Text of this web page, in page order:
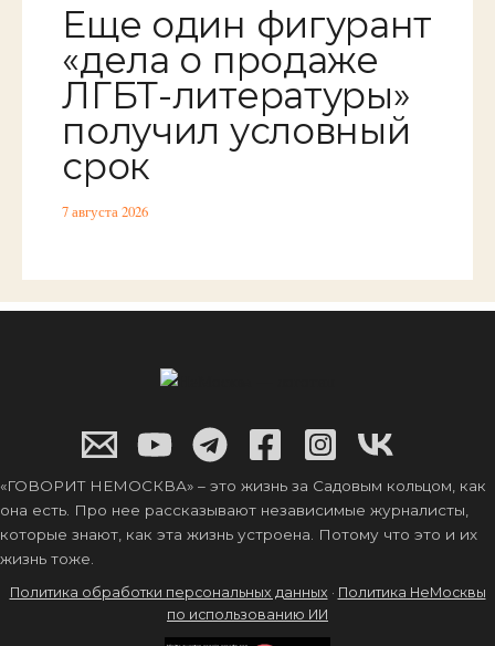
Еще один фигурант
«дела о продаже
ЛГБТ-литературы»
получил условный
срок
7 августа 2026
«ГОВОРИТ НЕМОСКВА» – это жизнь за Садовым кольцом, как
она есть. Про нее рассказывают независимые журналисты,
которые знают, как эта жизнь устроена. Потому что это и их
жизнь тоже.
Политика обработки персональных данных · Политика НеМосквы
по использованию ИИ